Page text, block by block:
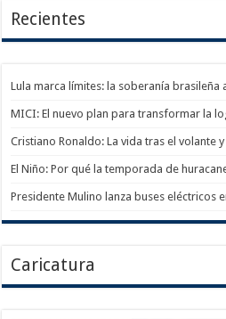
Recientes
Lula marca límites: la soberanía brasileña
MICI: El nuevo plan para transformar la
Cristiano Ronaldo: La vida tras el volante
El Niño: Por qué la temporada de
Presidente Mulino lanza buses eléctricos
Caricatura